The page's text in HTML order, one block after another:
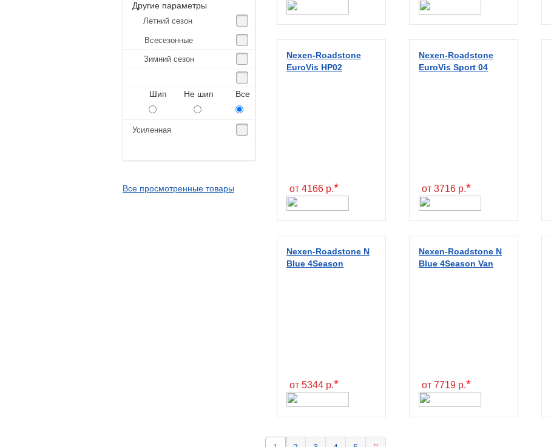
Altura
Amberstone
Amtel
Anjie
Aplus
Другие параметры
Летний сезон
Всесезонные
Зимний сезон
Шип Не шип Все
Усиленная
Все просмотренные товары
Nexen-Roadstone
EuroVis HP02
от 4166 р.*
Nexen-Roadstone
EuroVis Sport 04
от 3716 р.*
Nexen-Roadstone N
Blue 4Season
от 5344 р.*
Nexen-Roadstone N
Blue 4Season Van
от 7719 р.*